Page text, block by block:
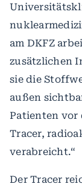
am DKFZ
zusätzlichen
sie die
außen
Patienten vor
Tracer,
verabreicht.“
Der Tracer